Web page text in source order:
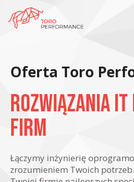
Oferta Toro
Rozwiązania
firm
Łączymy inżynierię
zrozumieniem Twoich